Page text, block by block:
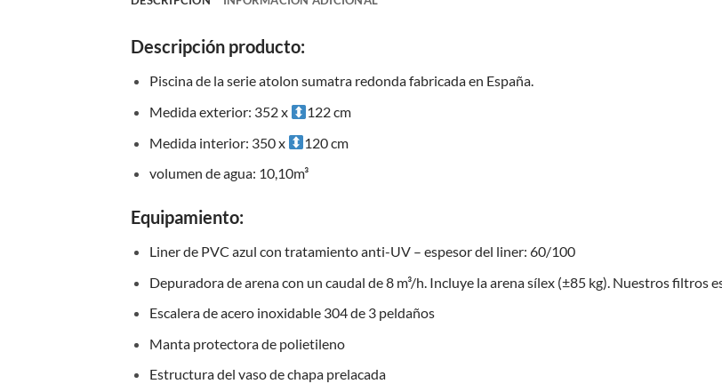
Descripción producto:
Piscina de la serie atolon sumatra redonda fabricada en España.
Medida exterior: 352 x
122 cm
Medida interior: 350 x
120 cm
volumen de agua: 10,10m³
Equipamiento:
Liner de PVC azul con tratamiento anti-UV – espesor del liner: 60/100
Depuradora de arena con un caudal de 8 m³/h. Incluye la arena sílex (±85 kg). Nuestros filtros
Escalera de acero inoxidable 304 de 3 peldaños
Manta protectora de polietileno
Estructura del vaso de chapa prelacada